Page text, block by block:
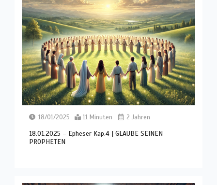
18/01/2025 11 Minuten 2 Jahren
18.01.2025 – Epheser Kap.4 | GLAUBE SEINEN
PROPHETEN